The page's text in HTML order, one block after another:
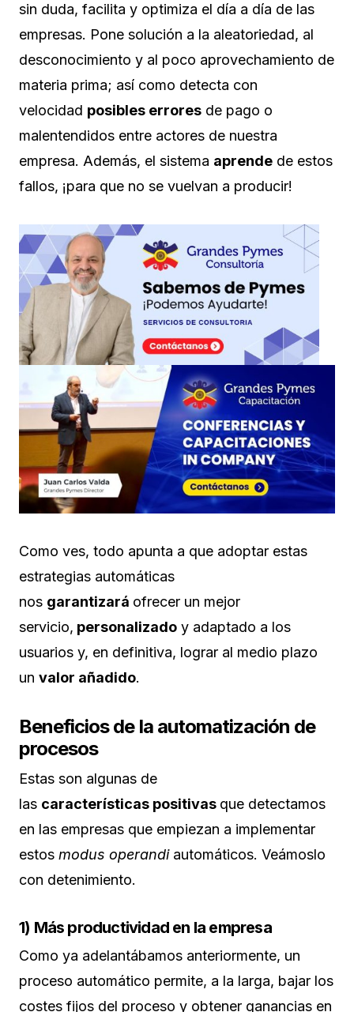
sin duda, facilita y optimiza el día a día de las
empresas. Pone solución a la aleatoriedad, al
desconocimiento y al poco aprovechamiento de
materia prima; así como detecta con
velocidad posibles errores de pago o
malentendidos entre actores de nuestra
empresa. Además, el sistema aprende de estos
fallos, ¡para que no se vuelvan a producir!
Como ves, todo apunta a que adoptar estas
estrategias automáticas
nos garantizará ofrecer un mejor
servicio, personalizado y adaptado a los
usuarios y, en definitiva, lograr al medio plazo
un valor añadido.
Beneficios de la automatización de
procesos
Estas son algunas de
las características positivas que detectamos
en las empresas que empiezan a implementar
estos modus operandi automáticos. Veámoslo
con detenimiento.
1) Más productividad en la empresa
Como ya adelantábamos anteriormente, un
proceso automático permite, a la larga, bajar los
costes fijos del proceso y obtener ganancias en